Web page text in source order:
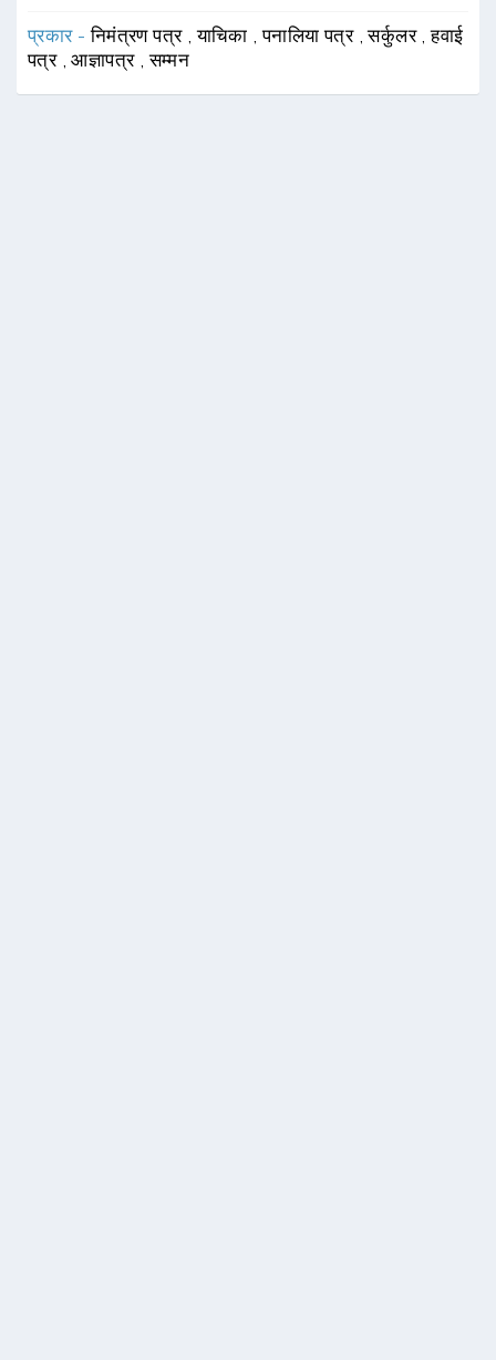
प्रकार -निमंत्रण पत्र ,याचिका ,पनालिया पत्र ,सर्कुलर ,हवाई
पत्र ,आज्ञापत्र ,सम्मन